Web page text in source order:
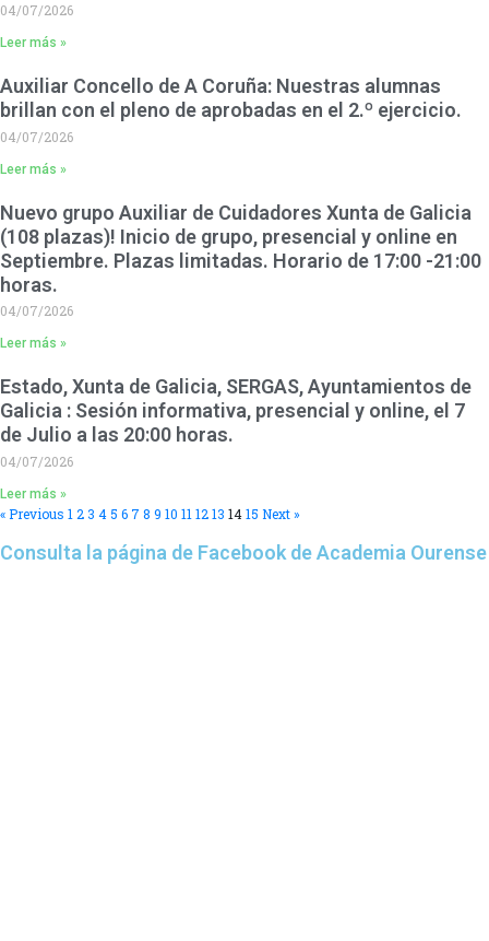
04/07/2026
Leer más »
Auxiliar Concello de A Coruña: Nuestras alumnas
brillan con el pleno de aprobadas en el 2.º ejercicio.
04/07/2026
Leer más »
Nuevo grupo Auxiliar de Cuidadores Xunta de Galicia
(108 plazas)! Inicio de grupo, presencial y online en
Septiembre. Plazas limitadas. Horario de 17:00 -21:00
horas.
04/07/2026
Leer más »
Estado, Xunta de Galicia, SERGAS, Ayuntamientos de
Galicia : Sesión informativa, presencial y online, el 7
de Julio a las 20:00 horas.
04/07/2026
Leer más »
« Previous 1 2 3 4 5 6 7 8 9 10 11 1213 1415 Next »
Consulta la página de Facebook de Academia Ourense